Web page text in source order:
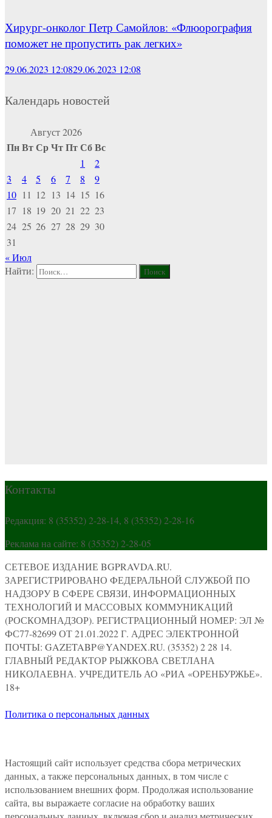
Хирург-онколог Петр Самойлов: «Флюорография
поможет не пропустить рак легких»
29.06.2023 12:0829.06.2023 12:08
Календарь новостей
Август 2026
ПнВтСрЧтПтСбВс
1
2
3
4 5 6 7 8
9
10 11 12 13 14 15 16
17 18 19 20 21 22 23
24 25 26 27 28 29 30
31
« Июл
Найти:
Контакты
Редакция: 8 (35352) 2-28-14, 8 (35352) 2-28-16
Реклама на сайте: 8 (35352) 2-28-05
СЕТЕВОЕ ИЗДАНИЕ BGPRAVDA.RU.
ЗАРЕГИСТРИРОВАНО ФЕДЕРАЛЬНОЙ СЛУЖБОЙ ПО
НАДЗОРУ В СФЕРЕ СВЯЗИ, ИНФОРМАЦИОННЫХ
ТЕХНОЛОГИЙ И МАССОВЫХ КОММУНИКАЦИЙ
(РОСКОМНАДЗОР). РЕГИСТРАЦИОННЫЙ НОМЕР: ЭЛ №
ФС77-82699 ОТ 21.01.2022 Г. АДРЕС ЭЛЕКТРОННОЙ
ПОЧТЫ: GAZETABP@YANDEX.RU. (35352) 2 28 14.
ГЛАВНЫЙ РЕДАКТОР РЫЖКОВА СВЕТЛАНА
НИКОЛАЕВНА. УЧРЕДИТЕЛЬ АО «РИА «ОРЕНБУРЖЬЕ».
18+
Политика о персональных данных
Настоящий сайт использует средства сбора метрических
данных, а также персональных данных, в том числе с
использованием внешних форм. Продолжая использование
сайта, вы выражаете согласие на обработку ваших